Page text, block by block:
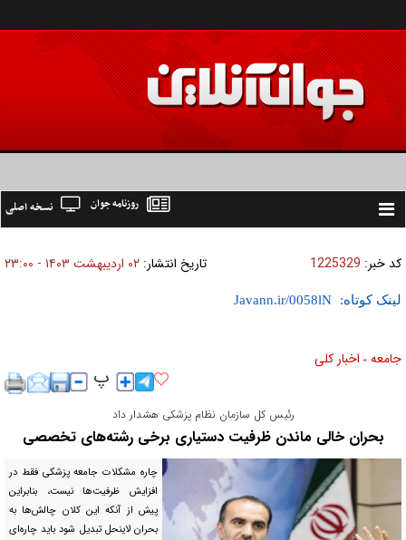
Toggle
نسخه اصلی روزنامه جوان
کد خبر: 1225329 تاریخ انتشار: ۰۲ ارديبهشت ۱۴۰۳ - ۲۳:۰۰
لینک کوتاه:
جامعه » اخبار كلی
رئیس کل سازمان نظام پزشکی هشدار داد
بحران خالی ماندن ظرفیت دستیاری برخی رشته‌های تخصصی
چاره مشکلات جامعه پزشکی فقط در
افزایش ظرفیت‌ها نیست، بنابراین
پیش از آنکه این کلان چالش‌ها به
بحران لاینحل تبدیل شود باید چاره‌ای